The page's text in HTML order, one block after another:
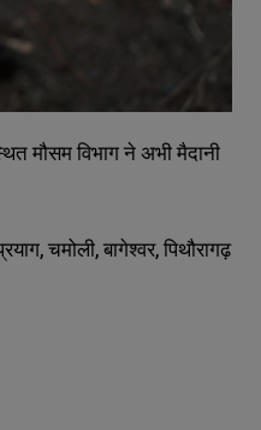
मौसम विभाग ने अभी मैदानी
चमोली, बागेश्वर, पिथौरागढ़